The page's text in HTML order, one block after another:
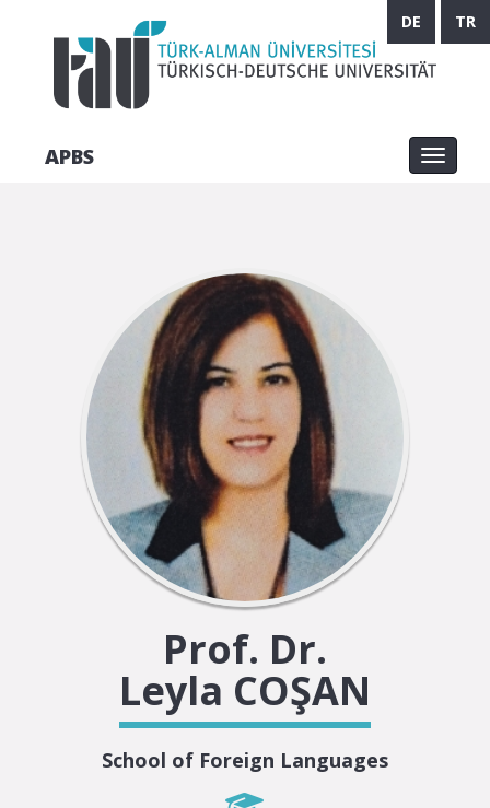
TR
DE
APBS
Prof. Dr.
Leyla COŞAN
School of Foreign Languages